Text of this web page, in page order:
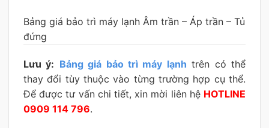
Bảng giá bảo trì máy lạnh Âm trần – Áp trần – Tủ
đứng
Lưu ý: Bảng giá bảo trì máy lạnh trên có thể
thay đổi tùy thuộc vào từng trường hợp cụ thể.
Để được tư vấn chi tiết, xin mời liên hệ HOTLINE
0909 114 796.